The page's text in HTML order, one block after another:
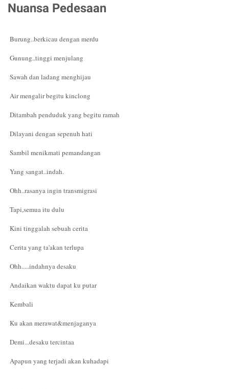
Nuansa Pedesaan
Burung..berkicau dengan merdu
Gunung..tinggi menjulang
Sawah dan ladang menghijau
Air mengalir begitu kinclong
Ditambah penduduk yang begitu ramah
Dilayani dengan sepenuh hati
Sambil menikmati pemandangan
Yang sangat..indah.
Ohh..rasanya ingin transmigrasi
Tapi,semua itu dulu
Kini tinggalah sebuah cerita
Cerita yang ta'akan terlupa
Ohh.....indahnya desaku
Andaikan waktu dapat ku putar
Kembali
Ku akan merawat&menjaganya
Demi...desaku tercintaa
Apapun yang terjadi akan kuhadapi